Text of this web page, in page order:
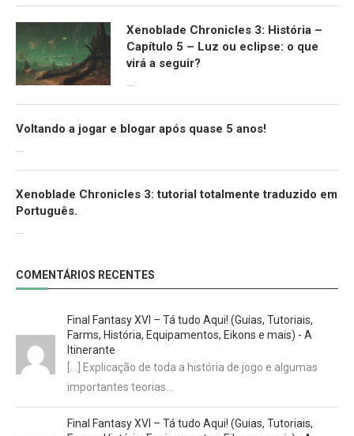
Xenoblade Chronicles 3: História –
Capítulo 5 – Luz ou eclipse: o que
virá a seguir?
Voltando a jogar e blogar após quase 5 anos!
Xenoblade Chronicles 3: tutorial totalmente traduzido em
Português.
COMENTÁRIOS RECENTES
Final Fantasy XVI – Tá tudo Aqui! (Guias, Tutoriais,
Farms, História, Equipamentos, Eikons e mais) - A
Itinerante
[…] Explicação de toda a história de jogo e algumas
importantes teorias…
Final Fantasy XVI – Tá tudo Aqui! (Guias, Tutoriais,